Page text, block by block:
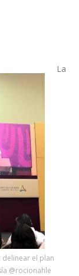
delinear el plan
@rocionahle
La